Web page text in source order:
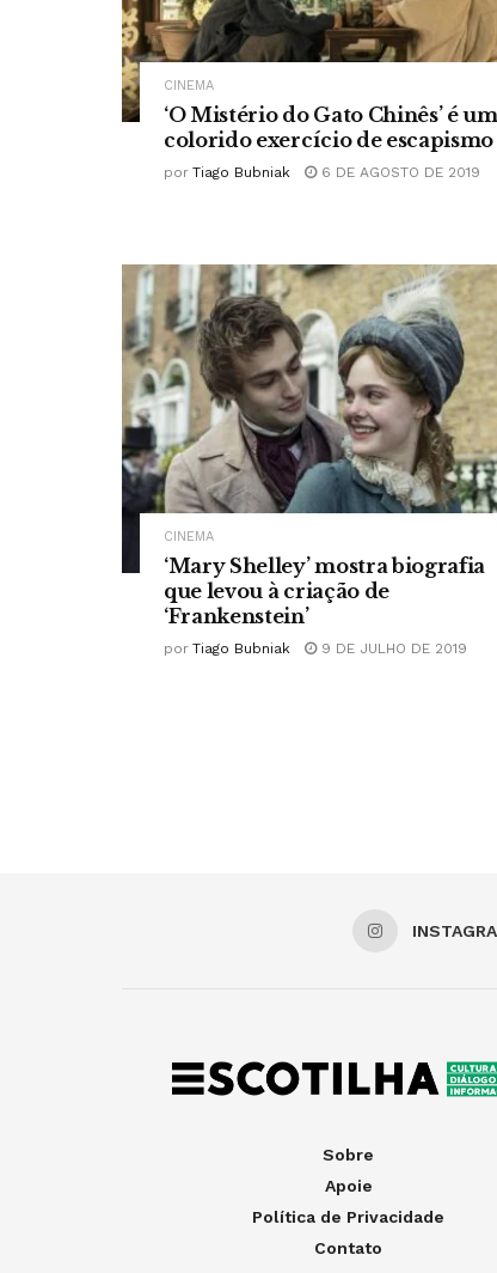
CINEMA
‘O Mistério do Gato Chinês’ é um
colorido exercício de escapismo
por Tiago Bubniak 6 DE AGOSTO DE 2019
CINEMA
‘Mary Shelley’ mostra biografia
que levou à criação de
‘Frankenstein’
por Tiago Bubniak 9 DE JULHO DE 2019
Sobre
Apoie
Política de Privacidade
Contato